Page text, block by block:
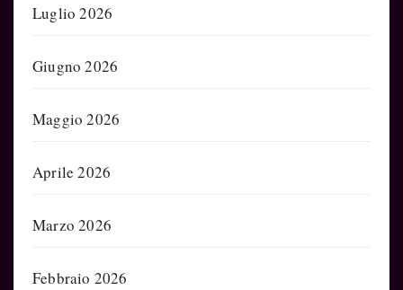
Luglio 2026
Giugno 2026
Maggio 2026
Aprile 2026
Marzo 2026
Febbraio 2026